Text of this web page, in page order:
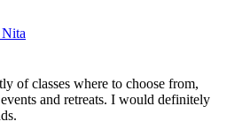
of classes where to choose from,
and retreats. I would definitely